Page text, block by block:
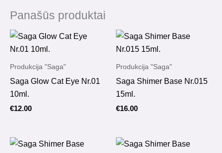
Nr.37
Panašūs produktai
Produkcija "Saga"
Saga Glow Cat Eye Nr.01
10ml.
€12.00
Produkcija "Saga"
Saga Shimer Base Nr.015
15ml.
€16.00